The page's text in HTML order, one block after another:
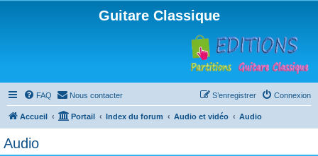
Guitare Classique
FAQ Nous contacter Connexion
S’enregistrer
Accueil Portail Index du forum Audio et vidéo Audio
Audio